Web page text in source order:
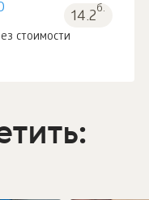
14.2б.
стоимости